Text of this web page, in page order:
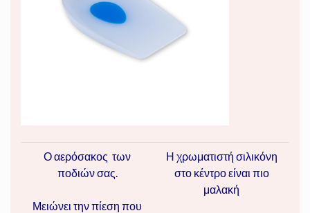
Ο αερόσακος των
ποδιών σας.
Μειώνει την πίεση που
Η χρωματιστή σιλικόνη
στο κέντρο είναι πιο
μαλακή